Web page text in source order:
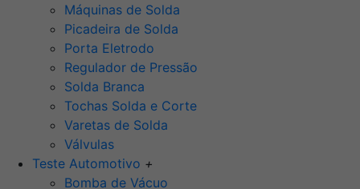
Máquinas de Solda
Picadeira de Solda
Porta Eletrodo
Regulador de Pressão
Solda Branca
Tochas Solda e Corte
Varetas de Solda
Válvulas
Teste Automotivo +
Bomba de Vácuo